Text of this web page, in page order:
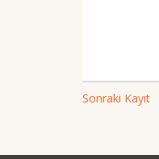
Sonraki Kayıt